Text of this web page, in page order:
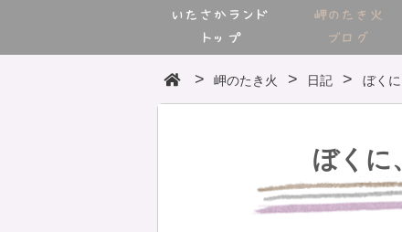
いたさかランド
トップ
岬のたき火
ブログ
岬のたき火 日記 ぼく
ぼくに